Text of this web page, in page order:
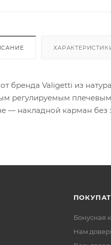
бренда Valigetti из
регулируемым
— накладной карман без
Бонусная
Нам